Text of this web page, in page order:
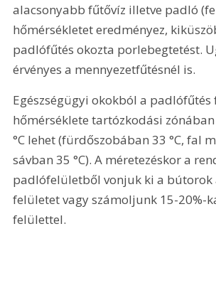
alacsonyabb fűtővíz illetve padló
hőmérsékletet eredményez,
padlófűtés okozta porlebegtetést.
érvényes a mennyezetfűtésnél is.
Egészségügyi okokból a padlófűtés
hőmérséklete tartózkodási
°C lehet (fürdőszobában 33 °C, fal
sávban 35 °C). A méretezéskor a
padlófelületből vonjuk ki a
felületet vagy számoljunk 15-20%-
felülettel.